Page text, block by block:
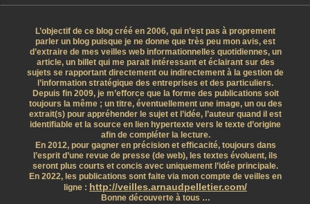
L’objectif de ce blog créé en 2006, qui n’est pas à proprement
parler un blog puisque je ne donne que très peu mon avis, est
d’extraire de mes veilles web informationnelles quotidiennes, un
article, un billet qui me parait intéressant et éclairant sur des
sujets se rapportant directement ou indirectement à la gestion de
l’information stratégique des entreprises et des particuliers.
Depuis fin 2009, je m’efforce que la forme des publications soit
toujours la même ; un titre, éventuellement une image, un ou des
extrait(s) pour appréhender le sujet et l’idée, l’auteur quand il est
identifiable et la source en lien hypertexte vers le texte d’origine
afin de compléter la lecture.
En 2012, pour gagner en précision et efficacité, toujours dans
l’esprit d’une revue de presse (de web), les textes évoluent, ils
seront plus courts et concis avec uniquement l’idée principale.
En 2022, les publications sont faite via mon compte de veilles en
ligne : http://veilles.arnaudpelletier.com/
Bonne découverte à tous …